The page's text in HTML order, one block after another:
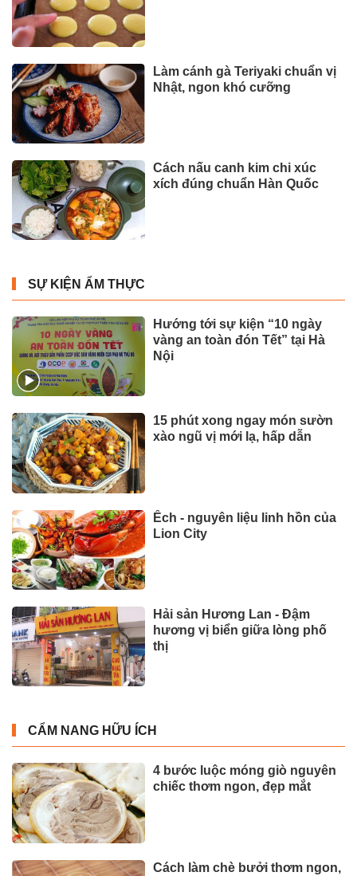
Làm cánh gà Teriyaki chuẩn vị
Nhật, ngon khó cưỡng
Cách nấu canh kim chi xúc
xích đúng chuẩn Hàn Quốc
SỰ KIỆN ẨM THỰC
Hướng tới sự kiện “10 ngày
vàng an toàn đón Tết” tại Hà
Nội
15 phút xong ngay món sườn
xào ngũ vị mới lạ, hấp dẫn
Ếch - nguyên liệu linh hồn của
Lion City
Hải sản Hương Lan - Đậm
hương vị biển giữa lòng phố
thị
CẨM NANG HỮU ÍCH
4 bước luộc móng giò nguyên
chiếc thơm ngon, đẹp mắt
Cách làm chè bưởi thơm ngon,